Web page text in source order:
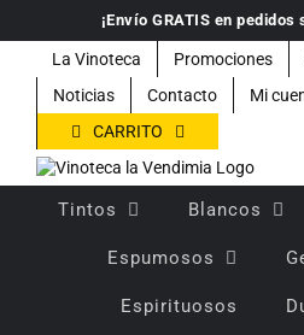
contenido
¡Envío GRATIS en
La Vinoteca Promociones
Noticias
Contacto
Mi
CARRITO
Tintos Blancos
Espumosos
Espirituosos